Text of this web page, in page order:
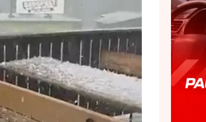
KONAKU
KU E KISHIM FJALEN
LIGJERATE FETARE
PARADITE ME NE
PIKËPAMJE
RECETA E DITES